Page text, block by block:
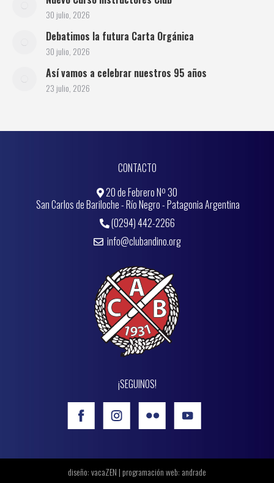
30 julio, 2026
Debatimos la futura Carta Orgánica
30 julio, 2026
Así vamos a celebrar nuestros 95 años
23 julio, 2026
CONTACTO
20 de Febrero Nº 30
San Carlos de Bariloche - Río Negro - Patagonia Argentina
(0294) 442-2266
info@clubandino.org
¡SEGUINOS!
diseño: vacaZEN | programación web: andrade